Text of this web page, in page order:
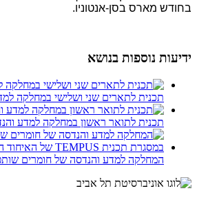
בחודש מארס בסן-אנטוניו.
ידיעות נוספות בנושא
תכנית לתארים שני ושלישי במחלקה
תכנית לתואר ראשון במחלקה למדע
המחלקה למדע והנדסה של חומרים